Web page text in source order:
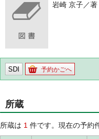
岩崎 京子／
SDI 予約かごへ
所蔵
所蔵は 1 件です。現在の予約